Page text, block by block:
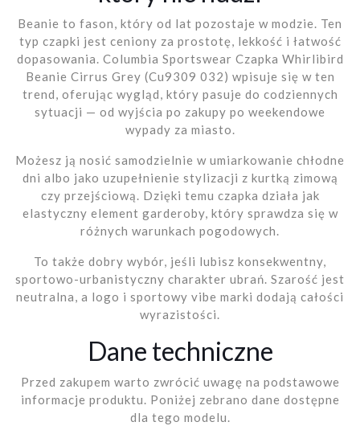
Beanie to fason, który od lat pozostaje w modzie. Ten
typ czapki jest ceniony za prostotę, lekkość i łatwość
dopasowania. Columbia Sportswear Czapka Whirlibird
Beanie Cirrus Grey (Cu9309 032) wpisuje się w ten
trend, oferując wygląd, który pasuje do codziennych
sytuacji — od wyjścia po zakupy po weekendowe
wypady za miasto.
Możesz ją nosić samodzielnie w umiarkowanie chłodne
dni albo jako uzupełnienie stylizacji z kurtką zimową
czy przejściową. Dzięki temu czapka działa jak
elastyczny element garderoby, który sprawdza się w
różnych warunkach pogodowych.
To także dobry wybór, jeśli lubisz konsekwentny,
sportowo-urbanistyczny charakter ubrań. Szarość jest
neutralna, a logo i sportowy vibe marki dodają całości
wyrazistości.
Dane techniczne
Przed zakupem warto zwrócić uwagę na podstawowe
informacje produktu. Poniżej zebrano dane dostępne
dla tego modelu.